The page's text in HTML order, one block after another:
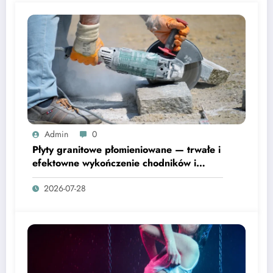
Admin 0
Płyty granitowe płomieniowane — trwałe i
efektowne wykończenie chodników i
tarasów
2026-07-28